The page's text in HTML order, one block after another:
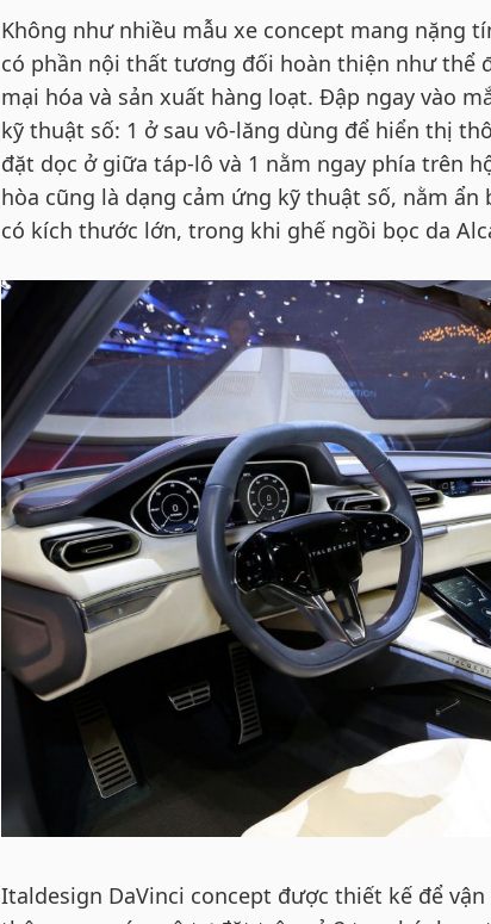
Không như nhiều mẫu xe concept mang nặng
có phần nội thất tương đối hoàn thiện như thể
mại hóa và sản xuất hàng loạt. Đập ngay vào
kỹ thuật số: 1 ở sau vô-lăng dùng để hiển thị
đặt dọc ở giữa táp-lô và 1 nằm ngay phía trên
hòa cũng là dạng cảm ứng kỹ thuật số, nằm
có kích thước lớn, trong khi ghế ngồi bọc da
Italdesign DaVinci concept được thiết kế để